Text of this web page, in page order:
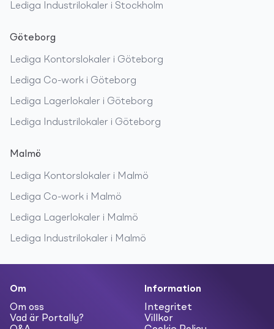
Lediga Industrilokaler i Stockholm
Göteborg
Lediga Kontorslokaler i Göteborg
Lediga Co-work i Göteborg
Lediga Lagerlokaler i Göteborg
Lediga Industrilokaler i Göteborg
Malmö
Lediga Kontorslokaler i Malmö
Lediga Co-work i Malmö
Lediga Lagerlokaler i Malmö
Lediga Industrilokaler i Malmö
Om
Om oss
Vad är Portally?
Information
Integritet
Villkor